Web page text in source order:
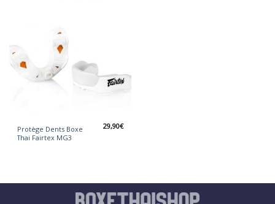
Protège Dents Boxe
Thai Fairtex MG3
29,90€